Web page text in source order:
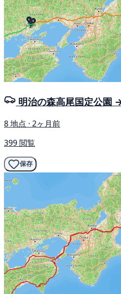
明治の森高尾国定公園
8 地点 · 2ヶ月前
399 閲覧
保存